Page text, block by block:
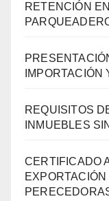
RETENCIÓN
REQUISITOS
INMUEBLES
CERTIFICADO